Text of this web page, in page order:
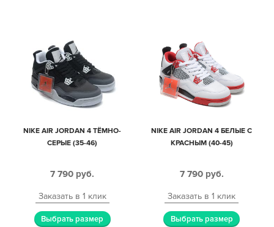
NIKE AIR JORDAN 4 ТЁМНО-
СЕРЫЕ (35-46)
7 790 руб.
Заказать в 1 клик
Выбрать размер
NIKE AIR JORDAN 4 БЕЛЫЕ С
КРАСНЫМ (40-45)
7 790 руб.
Заказать в 1 клик
Выбрать размер